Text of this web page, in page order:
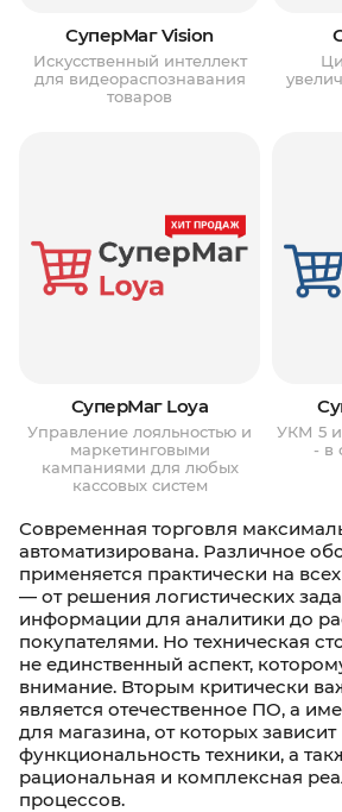
СуперМаг Vision
Искусственный интеллект
для видеораспознавания
товаров
СуперМаг Loya
Управление лояльностью и
маркетинговыми
кампаниями для любых
кассовых систем
УКМ 5 и
- в
Современная торговля
автоматизирована. Различное
применяется практически на
— от решения логистических
информации для аналитики до
покупателями. Но техническая
не единственный аспект,
внимание. Вторым критически
является отечественное ПО, а
для магазина, от которых зависит
функциональность техники, а
рациональная и комплексная
процессов.